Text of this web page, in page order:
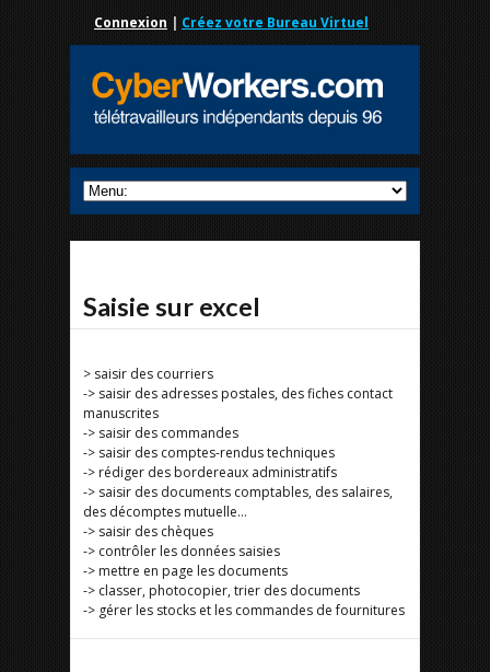
Connexion | Créez votre Bureau Virtuel
Saisie sur excel
> saisir des courriers
-> saisir des adresses postales, des fiches contact
manuscrites
-> saisir des commandes
-> saisir des comptes-rendus techniques
-> rédiger des bordereaux administratifs
-> saisir des documents comptables, des salaires,
des décomptes mutuelle…
-> saisir des chèques
-> contrôler les données saisies
-> mettre en page les documents
-> classer, photocopier, trier des documents
-> gérer les stocks et les commandes de fournitures